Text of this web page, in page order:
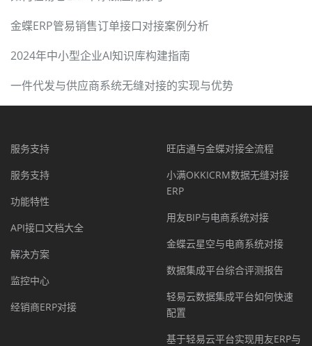
金蝶ERP管易销售订单接口对接案例分析
2024年中小型企业AI知识库构建指南
一件代发与供应商系统无缝对接的实现与优势
服务支持
服务支持
功能特性
API接口文档大全
解决方案
监控中心
经销商ERP对接
旺店通与金蝶对接全流程
小满OKKICRM数据无缝对接
ERP
用友BIP与电商系统对接
金蝶云星空与电商系统对接
数据集成平台综合评测报告
轻易云数据集成平台如何快速
配置
基于轻易云平台实现用友ERP与